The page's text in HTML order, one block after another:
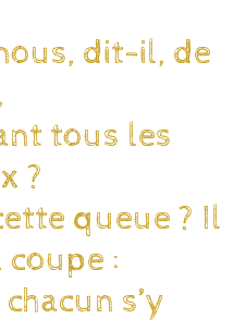
dit-il, de
tous les
?
queue ? Il
:
s’y